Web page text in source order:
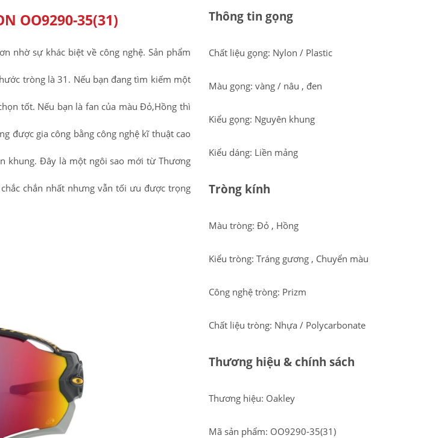
OO9290-35(31)
nhờ sự khác biệt về công nghệ. Sản phẩm
tròng là 31. Nếu bạn đang tìm kiếm một
tốt. Nếu bạn là fan của màu Đỏ,Hồng thì
được gia công bằng công nghệ kĩ thuật cao
khung. Đây là một ngôi sao mới từ Thương
chắn nhất nhưng vẫn tối ưu được trọng
Thông tin gọng
Chất liệu gọng: Nylon / Plastic
Màu gọng: vàng / nâu , đen
Kiểu gọng: Nguyên khung
Kiểu dáng: Liền mảng
Tròng kính
Màu tròng: Đỏ , Hồng
Kiểu tròng: Tráng gương , Chuyển màu
Công nghệ tròng: Prizm
Chất liệu tròng: Nhựa / Polycarbonate
Thương hiệu & chính sách
Thương hiệu: Oakley
Mã sản phẩm: OO9290-35(31)